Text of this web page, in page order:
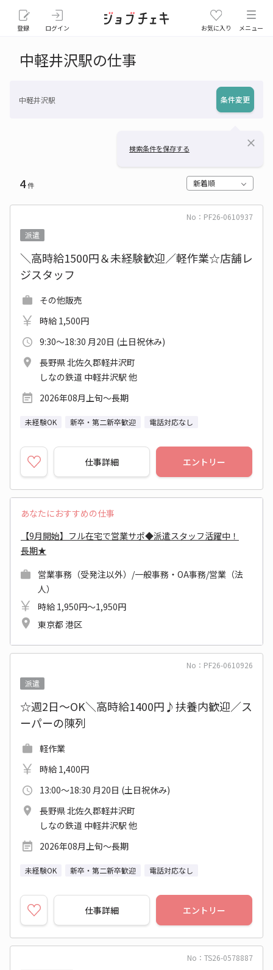
登録 ログイン お気に入り メニュー
中軽井沢駅の仕事
中軽井沢駅 条件変更
検索条件を保存する close
4件 新着順
No：PF26-0610937
派遣
＼高時給1500円＆未経験歓迎／軽作業☆店舗レ
ジスタッフ
その他販売
時給 1,500円
9:30～18:30 月20日 (土日祝休み)
長野県 北佐久郡軽井沢町
しなの鉄道 中軽井沢駅 他
2026年08月上旬～長期
未経験OK 新卒・第二新卒歓迎 電話対応なし
仕事詳細 エントリー
あなたにおすすめの仕事
【9月開始】フル在宅で営業サポ◆派遣スタッフ活躍中！
長期★
営業事務（受発注以外）/一般事務・OA事務/営業（法
人）
時給 1,950円～1,950円
東京都 港区
No：PF26-0610926
派遣
☆週2日～OK＼高時給1400円♪扶養内歓迎／ス
ーパーの陳列
軽作業
時給 1,400円
13:00～18:30 月20日 (土日祝休み)
長野県 北佐久郡軽井沢町
しなの鉄道 中軽井沢駅 他
2026年08月上旬～長期
未経験OK 新卒・第二新卒歓迎 電話対応なし
仕事詳細 エントリー
No：TS26-0578887